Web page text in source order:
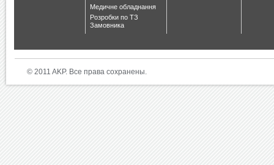
Медичне обладнання
Розробки по ТЗ
Замовника
© 2011 AKP. Все права сохранены.